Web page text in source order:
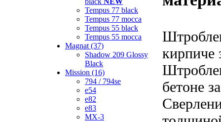
Tempus 77 black
Tempus 77 mocca
Tempus 55 black
Tempus 55 mocca
Magnat (37)
Shadow 209 Glossy
Black
Mission (16)
794 / 794se
e54
e82
e83
MX-3
кирпиче
бетоне